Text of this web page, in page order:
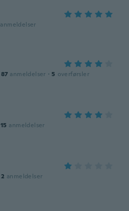
anmeldelser
87 anmeldelser · 5 overførsler
15 anmeldelser
2 anmeldelser